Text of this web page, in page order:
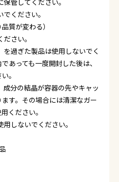
管してください。
ください。
質が変わる）
さい。
過ぎた製品は使用しないでく
あっても一度開封した後は、
。
分の結晶が容器の先やキャッ
す。その場合には清潔なガー
ください。
しないでください。